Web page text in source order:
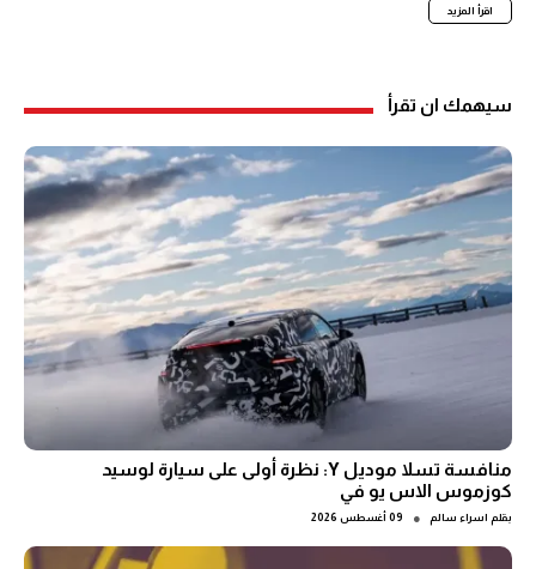
اقرأ المزيد
سيهمك ان تقرأ
منافسة تسلا موديل Y: نظرة أولى على سيارة لوسيد
كوزموس الاس يو في
بقلم اسراء سالم ● 09 أغسطس 2026